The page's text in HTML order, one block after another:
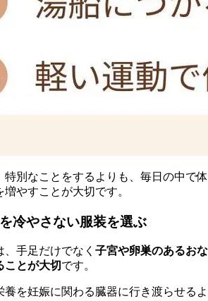
特別なことをするよりも、毎日の中で体
やすことが大切です。
冷やさない服装を選ぶ
手足だけでなく 子宮や卵巣のあるおな
ことが大切です。
養を妊娠に関わる臓器に行き渡らせるよ